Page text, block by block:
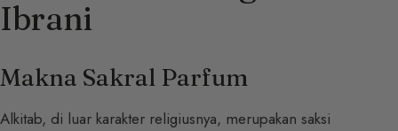
Ibrani
Makna Sakral Parfum
Alkitab, di luar karakter religiusnya, merupakan saksi